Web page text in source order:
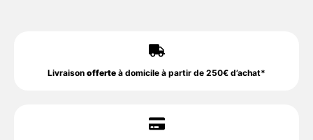
Livraison offerte à domicile à partir de 250€ d’achat*